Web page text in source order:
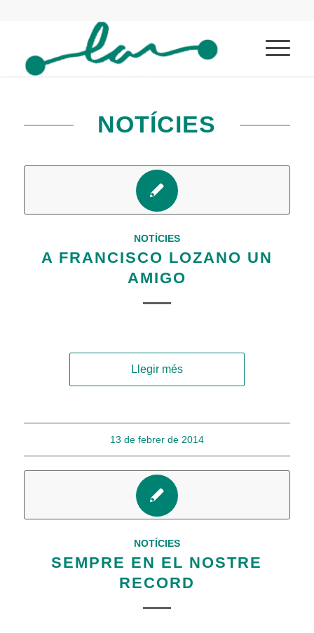
NOTÍCIES
NOTÍCIES
A FRANCISCO LOZANO UN
AMIGO
Llegir més
13 de febrer de 2014
NOTÍCIES
SEMPRE EN EL NOSTRE
RECORD